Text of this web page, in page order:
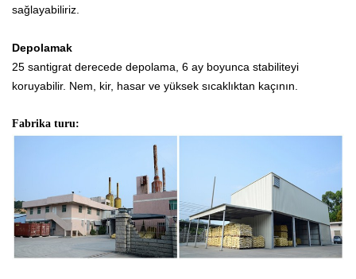
sağlayabiliriz.
Depolamak
25 santigrat derecede depolama, 6 ay boyunca stabiliteyi
koruyabilir. Nem, kir, hasar ve yüksek sıcaklıktan kaçının.
Fabrika turu: